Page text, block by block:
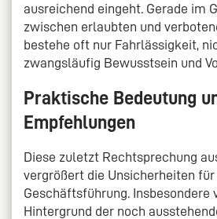
ausreichend eingeht. Gerade im
zwischen erlaubten und
bestehe oft nur Fahrlässigkeit,
zwangsläufig Bewusstsein und
Praktische Bedeutung
Empfehlungen
Diese zuletzt Rechtsprechung
vergrößert die Unsicherheiten für
Geschäftsführung. Insbesondere
Hintergrund der noch